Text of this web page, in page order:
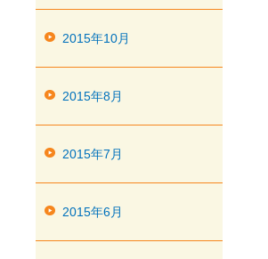
2015年10月
2015年8月
2015年7月
2015年6月